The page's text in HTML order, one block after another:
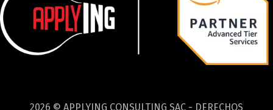
2026 © APPLYING CONSULTING SAC - DERECHOS